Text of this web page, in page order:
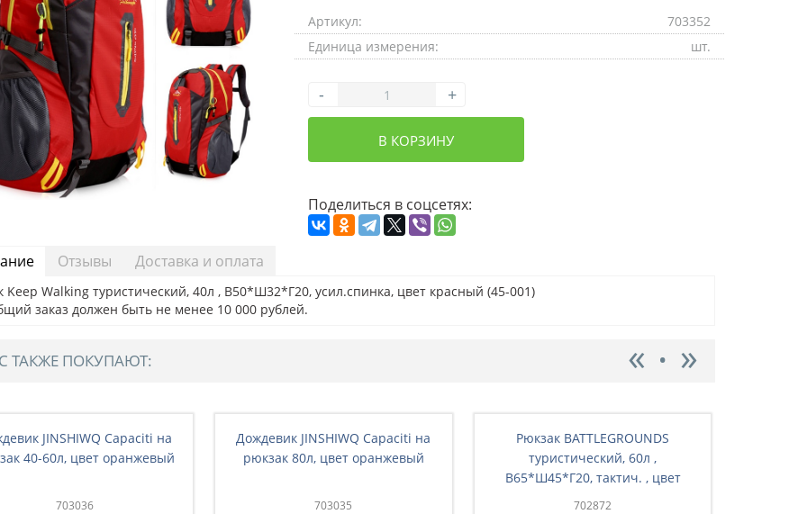
Артикул:
703352
Единица измерения:
шт.
- +
В КОРЗИНУ
Поделиться в соцсетях:
Отзывы Доставка и оплата
Keep Walking туристический, 40л , В50*Ш32*Г20, усил.спинка, цвет красный (45-001)
заказ должен быть не менее 10 000 рублей.
ТАКЖЕ ПОКУПАЮТ:
JINSHIWQ Capaciti на
40-60л, цвет оранжевый
703036
Дождевик JINSHIWQ Capaciti на
рюкзак 80л, цвет оранжевый
703035
Рюкзак BATTLEGRОUNDS
туристический, 60л ,
В65*Ш45*Г20, тактич. , цвет
зеленый (43-003)
702872